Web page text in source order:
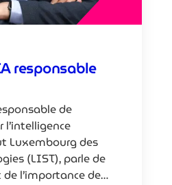
responsable
de
Luxembourg des
(LIST), parle de
l’importance de